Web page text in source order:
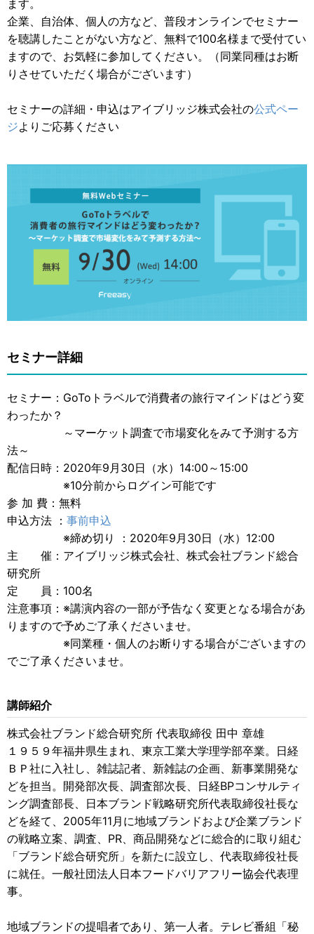
ます。
企業、自治体、個人の方など、普段オンラインでセミナー
を聴講したことがない方など、無料で100名様まで受付てい
ますので、お気軽に参加してください。（同業同種はお断
りさせていただく場合がございます）
セミナーの詳細・申込はアイブリッジ株式会社の公式ペー
ジよりご応募ください
セミナー詳細
セミナー：GoToトラベルで消費者の旅行マインドはどう変
わったか？
～マーケット調査で市場変化をみて予測する方
法～
配信日時：2020年9月30日（水）14:00～15:00
※10分前からログイン可能です
参 加 費：無料
申込方法 ： 事前申込
※締め切り ：2020年9月30日（水）12:00
主 催：アイブリッジ株式会社、株式会社ブランド総合
研究所
定 員：100名
注意事項：※講演内容の一部が予告なく変更となる場合があ
りますので予めご了承くださいませ。
※同業種・個人のお断りする場合がございますの
でご了承くださいませ。
講師紹介
株式会社ブランド総合研究所 代表取締役 田中 章雄
１９５９年福井県生まれ、東京工業大学理学部卒業。日経
ＢＰ社に入社し、雑誌記者、新雑誌の企画、新事業開発な
どを担当。開発部次長、調査部次長、日経BPコンサルティ
ング調査部長、日本ブランド戦略研究所代表取締役社長な
どを経て、2005年11月に地域ブランドおよび企業ブランド
の戦略立案、調査、PR、商品開発などに総合的に取り組む
「ブランド総合研究所」を新たに設立し、代表取締役社長
に就任。一般社団法人日本フードバリアフリー協会代表理
事。
地域ブランドの提唱者であり、第一人者。テレビ番組「秘